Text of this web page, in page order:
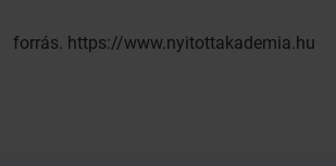
forrás. https://www.nyitottakademia.hu